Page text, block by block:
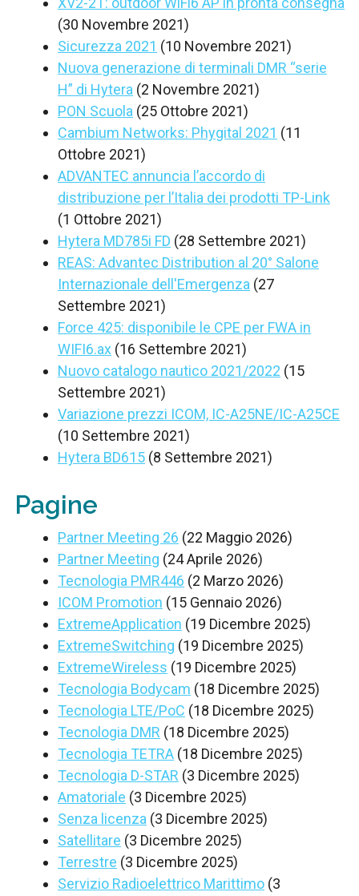
(30 Novembre 2021)
Sicurezza 2021 (10 Novembre 2021)
Nuova generazione di terminali DMR “serie
H” di Hytera (2 Novembre 2021)
PON Scuola (25 Ottobre 2021)
Cambium Networks: Phygital 2021 (11
Ottobre 2021)
ADVANTEC annuncia l’accordo di
distribuzione per l’Italia dei prodotti TP-Link
(1 Ottobre 2021)
Hytera MD785i FD (28 Settembre 2021)
REAS: Advantec Distribution al 20° Salone
Internazionale dell'Emergenza (27
Settembre 2021)
Force 425: disponibile le CPE per FWA in
WIFI6.ax (16 Settembre 2021)
Nuovo catalogo nautico 2021/2022 (15
Settembre 2021)
Variazione prezzi ICOM, IC-A25NE/IC-A25CE
(10 Settembre 2021)
Hytera BD615 (8 Settembre 2021)
Pagine
Partner Meeting 26 (22 Maggio 2026)
Partner Meeting (24 Aprile 2026)
Tecnologia PMR446 (2 Marzo 2026)
ICOM Promotion (15 Gennaio 2026)
ExtremeApplication (19 Dicembre 2025)
ExtremeSwitching (19 Dicembre 2025)
ExtremeWireless (19 Dicembre 2025)
Tecnologia Bodycam (18 Dicembre 2025)
Tecnologia LTE/PoC (18 Dicembre 2025)
Tecnologia DMR (18 Dicembre 2025)
Tecnologia TETRA (18 Dicembre 2025)
Tecnologia D-STAR (3 Dicembre 2025)
Amatoriale (3 Dicembre 2025)
Senza licenza (3 Dicembre 2025)
Satellitare (3 Dicembre 2025)
Terrestre (3 Dicembre 2025)
Servizio Radioelettrico Marittimo (3